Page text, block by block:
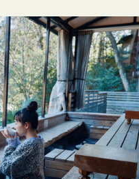
バシーポリシー
Reserved.
と一緒に過ごしたい
ト体験
#サイクリング
ミナー